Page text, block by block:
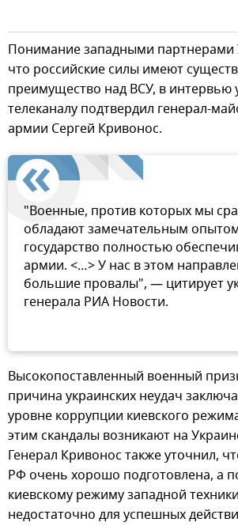
Понимание западными партнерами
что российские силы имеют
преимущество над ВСУ, в интервью
телеканалу подтвердил генерал-
армии Сергей Кривонос.
"Военные, против которых мы
обладают замечательным
государство полностью
армии. <…> У нас в этом
большие провалы", — цитирует
генерала РИА Новости.
Высокопоставленный военный
причина украинских неудач
уровне коррупции киевского
этим скандалы возникают на
Генерал Кривонос также уточнил,
РФ очень хорошо подготовлена, а
киевскому режиму западной
недостаточно для успешных